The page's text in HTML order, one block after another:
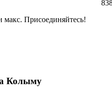
макс. Присоединяйтесь!
Колыму